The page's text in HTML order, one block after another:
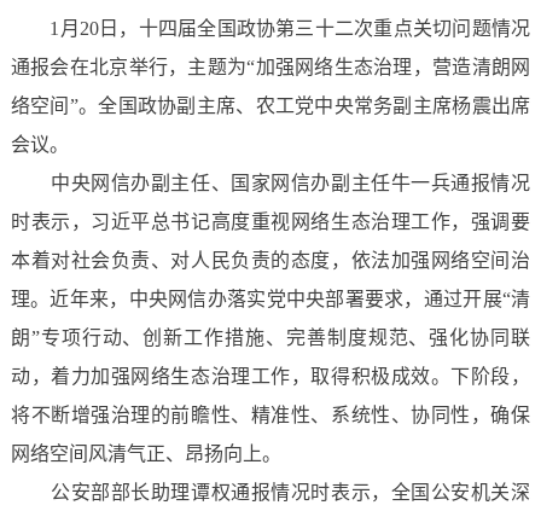
1月20日，十四届全国政协第三十二次重点关切问题情况
通报会在北京举行，主题为“加强网络生态治理，营造清朗网
络空间”。全国政协副主席、农工党中央常务副主席杨震出席
会议。
中央网信办副主任、国家网信办副主任牛一兵通报情况
时表示，习近平总书记高度重视网络生态治理工作，强调要
本着对社会负责、对人民负责的态度，依法加强网络空间治
理。近年来，中央网信办落实党中央部署要求，通过开展“清
朗”专项行动、创新工作措施、完善制度规范、强化协同联
动，着力加强网络生态治理工作，取得积极成效。下阶段，
将不断增强治理的前瞻性、精准性、系统性、协同性，确保
网络空间风清气正、昂扬向上。
公安部部长助理谭权通报情况时表示，全国公安机关深